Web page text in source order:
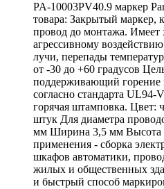
PA-10003PV40.9 маркер
товара: Закрытый маркер,
провод до монтажа. Имеет
агрессивному
лучи, перепады
от -30 до +60 градусов
поддерживающий горение
согласно стандарта
горячая штамповка. Цвет:
штук Для диаметра
мм Ширина 3,5 мм Высота
применения - сборка
шкафов автоматики,
жилых и общественных
и быстрый способ